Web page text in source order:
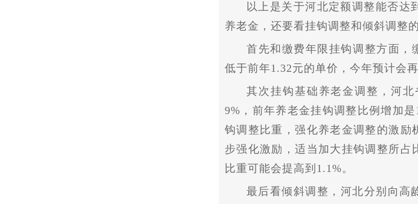
以上是关于河北定额调整能否达
养老金，还要看挂钩调整和倾斜调整的
首先和缴费年限挂钩调整方面，
低于前年1.32元的单价，今年预计会
其次挂钩基础养老金调整，河
9%，前年养老金挂钩调整比例增加
钩调整比重，强化养老金调整的激励
步强化激励，适当加大挂钩调整所占
比重可能会提高到1.1%。
最后看倾斜调整，河北分别向高